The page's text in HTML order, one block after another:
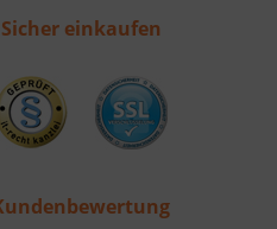
Sicher einkaufen